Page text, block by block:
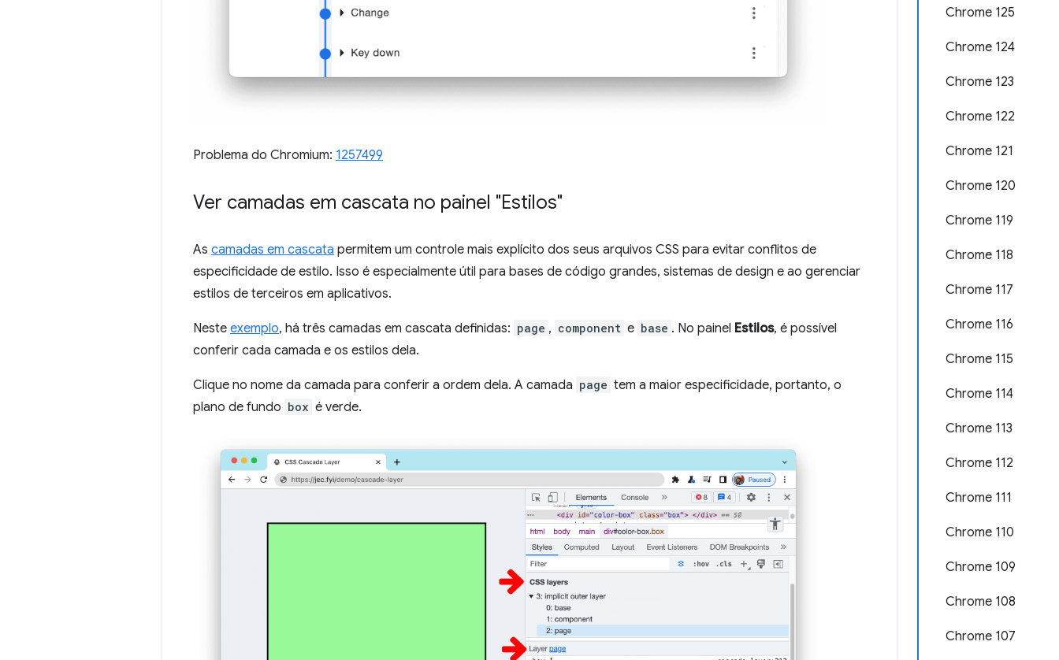
Chrome 125
Chrome 124
Chrome 123
Chrome 122
Chrome 121
Chrome 120
Chrome 119
Chrome 118
Chrome 117
Chrome 116
Chrome 115
Chrome 114
Chrome 113
Chrome 112
Chrome 111
Chrome 110
Chrome 109
Chrome 108
Chrome 107
Problema do Chromium: 1257499
Ver camadas em cascata no painel "Estilos"
As camadas em cascata permitem um controle mais explícito dos seus arquivos CSS para evitar conflitos de
especificidade de estilo. Isso é especialmente útil para bases de código grandes, sistemas de design e ao gerenciar
estilos de terceiros em aplicativos.
Neste exemplo, há três camadas em cascata definidas: page , component e base . No painel Estilos, é possível
conferir cada camada e os estilos dela.
Clique no nome da camada para conferir a ordem dela. A camada page tem a maior especificidade, portanto, o
plano de fundo box é verde.